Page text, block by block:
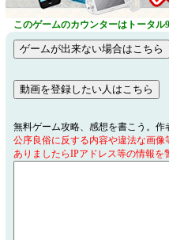
このゲームのカウンターはトータル
無料ゲーム攻略、感想を書こう。作
公序良俗に反する内容や違法な画
ありましたらIPアドレス等の情報